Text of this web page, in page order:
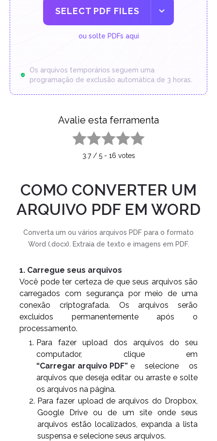
SELECT PDF FILES
ou solte PDFs aqui
Os arquivos temporários seguem uma
programação de exclusão automática de 3 horas.
Avalie esta ferramenta
3.7/ 5- 16 votes
COMO CONVERTER UM
ARQUIVO PDF EM WORD
Converta um ou vários arquivos PDF para o formato
Word (.docx). Extraia de texto e imagens em PDF.
1. Carregue seus arquivos
Você pode ter certeza de que seus arquivos são
carregados com segurança por meio de uma
conexão criptografada. Os arquivos serão
excluídos permanentemente após o
processamento.
Para fazer upload dos arquivos do seu
computador, clique em
“Carregar arquivo PDF” e selecione os
arquivos que deseja editar ou arraste e solte
os arquivos na página.
Para fazer upload de arquivos do Dropbox,
Google Drive ou de um site onde seus
arquivos estão localizados, expanda a lista
suspensa e selecione seus arquivos.